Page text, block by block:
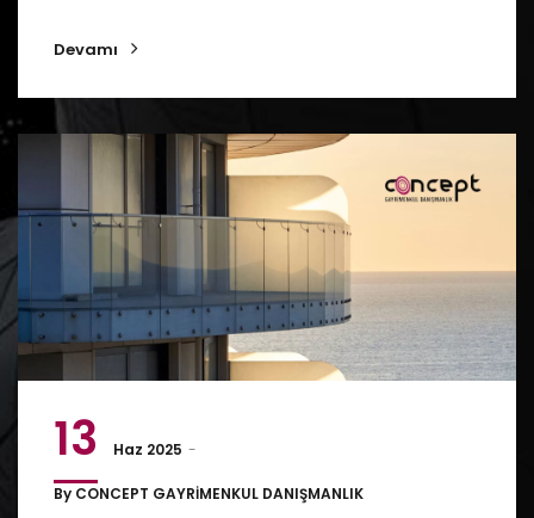
Devamı
13 Haz 2025
By CONCEPT GAYRİMENKUL DANIŞMANLIK